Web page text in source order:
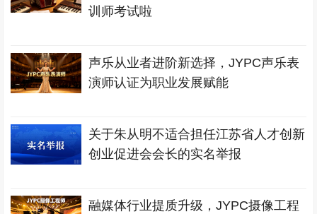
训师考试啦
声乐从业者进阶新选择，JYPC声乐表
演师认证为职业发展赋能
关于朱从明不适合担任江苏省人才创新
创业促进会会长的实名举报
融媒体行业提质升级，JYPC摄像工程